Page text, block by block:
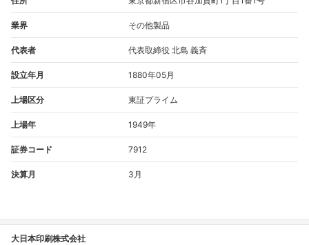
業界 その他製品
代表者 代表取締役 北島 義斉
設立年月 1880年05月
上場区分 東証プライム
上場年 1949年
証券コード 7912
決算月 3月
大日本印刷株式会社